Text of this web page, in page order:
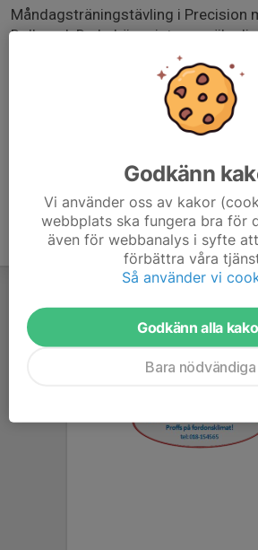
Måndagsträningstävling i Precision
Dellsand. Du behöver inte anmäla
Godkänn
Vi använder oss av kakor
webbplats ska fungera bra för
även för webbanalys i syfte
förbättra våra
Så använder vi
Godkänn alla
Bara nödvändiga